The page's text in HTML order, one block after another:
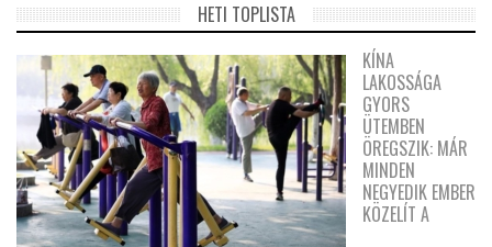
HETI TOPLISTA
KÍNA
LAKOSSÁGA
GYORS
ÜTEMBEN
ÖREGSZIK: MÁR
MINDEN
NEGYEDIK EMBER
KÖZELÍT A